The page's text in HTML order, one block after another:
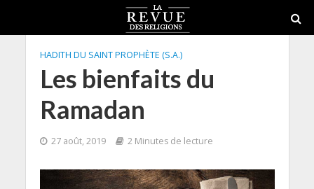
HADITH DU SAINT PROPHÈTE (S.A.)
Les bienfaits du
Ramadan
27 août, 2019 2 Minutes de lecture